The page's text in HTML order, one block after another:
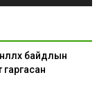
байдлын
гаргасан